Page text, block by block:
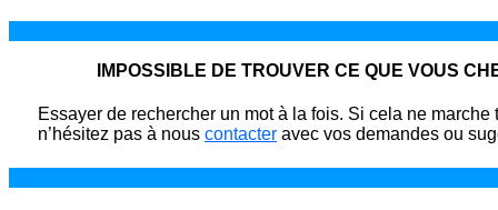
IMPOSSIBLE DE TROUVER CE QUE VOUS
Essayer de rechercher un mot à la fois. Si cela ne marche
n’hésitez pas à nous contacter avec vos demandes ou